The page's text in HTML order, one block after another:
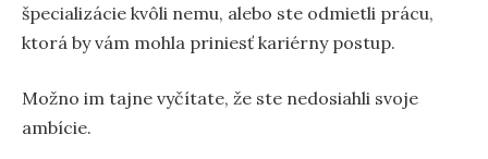
špecializácie kvôli nemu, alebo ste odmietli prácu,
ktorá by vám mohla priniesť kariérny postup.
Možno im tajne vyčítate, že ste nedosiahli svoje
ambície.